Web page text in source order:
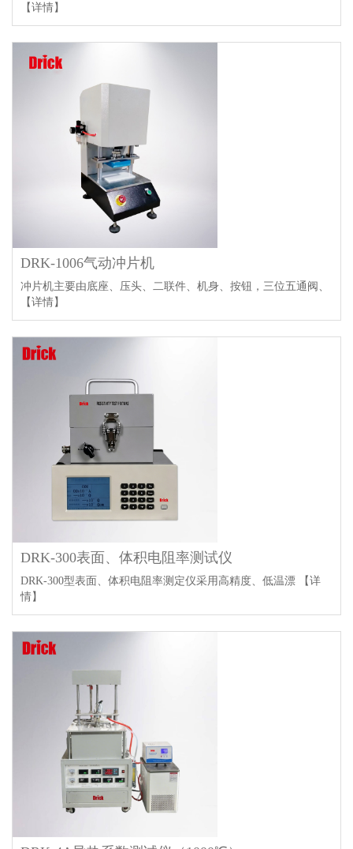
【详情】
DRK-1006气动冲片机
冲片机主要由底座、压头、二联件、机身、按钮，三位五通阀、
【详情】
DRK-300表面、体积电阻率测试仪
DRK-300型表面、体积电阻率测定仪采用高精度、低温漂
【详
情】